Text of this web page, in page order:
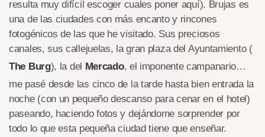
resulta muy difícil escoger cuales poner aquí). Brujas es
una de las ciudades con más encanto y rincones
fotogénicos de las que he visitado. Sus preciosos
canales, sus callejuelas, la gran plaza del Ayuntamiento (
The Burg), la del Mercado, el imponente campanario…
me pasé desde las cinco de la tarde hasta bien entrada la
noche (con un pequeño descanso para cenar en el hotel)
paseando, haciendo fotos y dejándome sorprender por
todo lo que esta pequeña ciudad tiene que enseñar.